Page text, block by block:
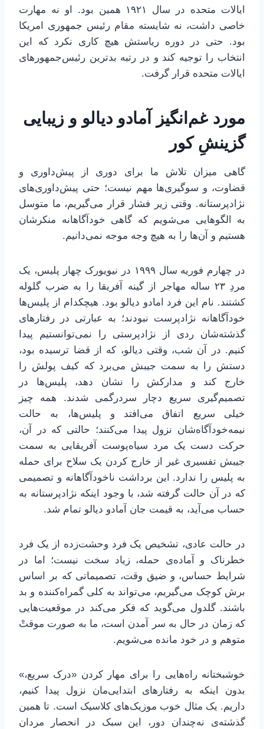
ایالات متحده در سال ۱۹۲۱ همین بود. او نه مهارت
خاصی داشت، نه شایسته مقام رئیس جمهوری امریکا
بود. حتی در دوره ریاستش هیچ کاری نکرد که این
انتخاب را توجیه کند و در رتبه بدترین رئیس‌جمهورهای
ایالات متحده قرار گرفت.
مورد غم‌انگیز آمادو دیالو و زیبایی
گزینشِ کور
گاهی میزان تلاش ما برای دوری از پیش‌داوری و
قضاوت، و سوگیری‌ها مهم نیست؛ حتی پیش‌داوری‌های
نژادپرستانه. وقتی زیر فشار قرار می‌گیریم، ما متوسل
به الگوهایی می‌شویم که گاهی خودآگاهانه منکرشان
هستیم و آن‌ها را به هیچ وجه موجه نمی‌دانیم.
در چهارم فوریه سال ۱۹۹۹ در نیویورک چهار پلیس، یک
مردِ ۲۳ ساله مهاجر از گینه آفریقا را به ضرب گلوله
کشتند. نام این فرد امادو دیالو بود. هیچکدام از پلیس‌ها
خودآگاهانه نژادپرست نبودند؛ به عبارتی در رفتارهای
گذشته‌شان ردی از نژادپرستی را نمی‌توانستیم پیدا
کنیم. در آن شب، وقتی دیالو، که از قضا ترسیده بود،
دستش را به سمت جیبش می‌برد که کیف پولش را
خارج کند و مدارکش را نشان دهد، پلیس‌ها در
تصمیم‌گیری سریع دچار سردرگمی شدند. همه چیز
خیلی سریع اتفاق می‌افتد و پلیس‌ها، به حالت
نیمه‌خودآگاه‌شان نزول پیدا می‌کنند؛ حالتی که در آن،
حرکت دست یک مرد سیاه‌پوست آفریقایی به سمت
جیبش تفسیری غیر از خارج کردن یک سلاح برای حمله
به پلیس را ندارد. این برداشت ناخودآگاهانه و تصمیمی
که در آن حالت گرفته شد، با وجود اینکه نژادپرستانه به
حساب می‌آید، به قیمت جان آمادو دیالو تمام شد.
در حالت عادی، تشخیص یک فرد وحشت‌زده از یک فرد
خطرناک و آماده‌ی حمله، زیاد سخت نیست؛ اما در
شرایط حساس، و ضیق وقت، تصمیماتی که بر اساس
برش کوچک می‌گیریم، می‌تواند به کلی گمراه‌کننده و بد
باشند. گلدول می‌گوید که فکر می‌کند در موقعیت‌هایی
که زمان در حال به سر آمدن است، ما به صورت موقتْ
متوهم و در خود مانده می‌شویم.
خوشبختانه راه‌هایی را برای مهار کردن «درک سریع،»
بدون اینکه به رفتارهای ابتدایی‌مان نزول پیدا کنیم،
داریم. یک مثال خوب موزیک‌های کلاسیک است. تا همین
گذشته‌ی نه‌چندان دور، این سبک در انحصار مردان